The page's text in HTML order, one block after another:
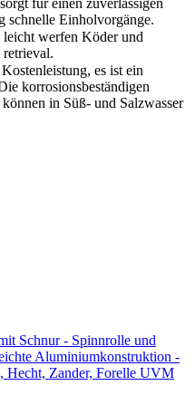
für einen zuverlässigen
schnelle Einholvorgänge.
werfen Köder und
retrieval.
es ist ein
korrosionsbeständigen
in Süß- und Salzwasser
Schnur - Spinnrolle und
Aluminiumkonstruktion -
Hecht, Zander, Forelle UVM